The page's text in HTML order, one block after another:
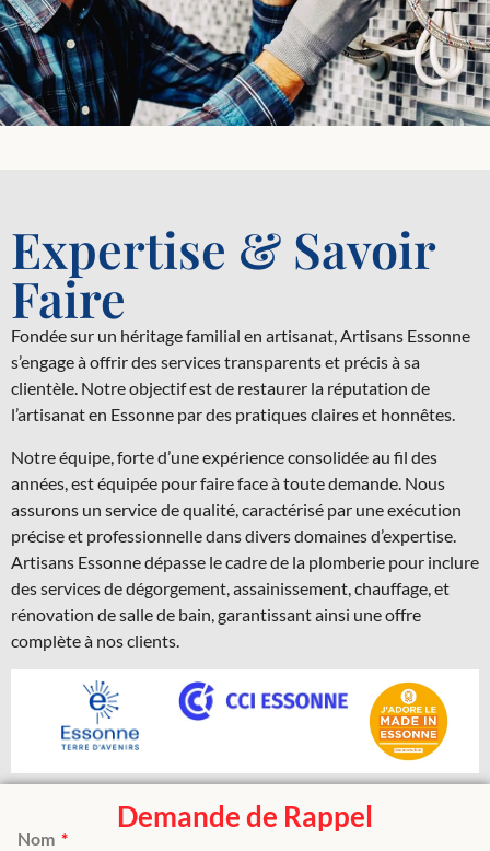
Expertise & Savoir
Faire
Fondée sur un héritage familial en artisanat, Artisans Essonne
s’engage à offrir des services transparents et précis à sa
clientèle. Notre objectif est de restaurer la réputation de
l’artisanat en Essonne par des pratiques claires et honnêtes.
Notre équipe, forte d’une expérience consolidée au fil des
années, est équipée pour faire face à toute demande. Nous
assurons un service de qualité, caractérisé par une exécution
précise et professionnelle dans divers domaines d’expertise.
Artisans Essonne dépasse le cadre de la plomberie pour inclure
des services de dégorgement, assainissement, chauffage, et
rénovation de salle de bain, garantissant ainsi une offre
complète à nos clients.
Demande de Rappel
Nom